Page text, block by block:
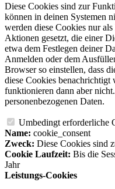
Diese Cookies sind zur
können in deinen Systemen
werden diese Cookies nur
Aktionen gesetzt, die einer
etwa dem Festlegen deiner
Anmelden oder dem
Browser so einstellen, dass
diese Cookies benachrichtigt
funktionieren dann aber
personenbezogenen Daten.
Umbedingt erforderliche
Name: cookie_consent
Zweck: Diese Cookies sind
Cookie Laufzeit: Bis die
Jahr
Leistungs-Cookies